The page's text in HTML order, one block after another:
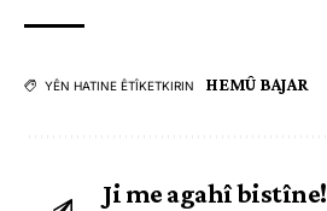
YÊN HATINE ÊTÎKETKIRIN HEMÛ BAJAR
Ji me agahî bistîne!